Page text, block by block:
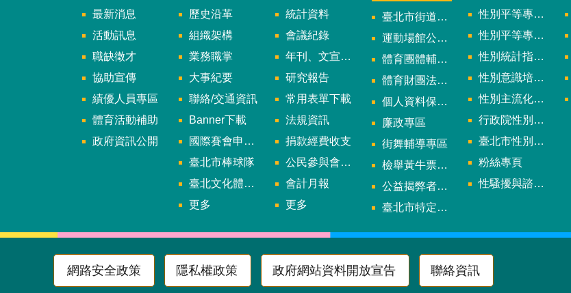
最新消息
活動訊息
職缺徵才
協助宣傳
績優人員專區
體育活動補助
政府資訊公開
歷史沿革
組織架構
業務職掌
大事紀要
聯絡/交通資訊
Banner下載
國際賽會申辦暨籌辦小組
臺北市棒球隊
臺北文化體育園區
更多
統計資料
會議紀錄
年刊、文宣及出版品
研究報告
常用表單下載
法規資訊
捐款經費收支
公民參與會議資訊
會計月報
更多
臺北市街道遊戲申請專區
運動場館公司設立輔導專區
體育團體輔導訪視
體育財團法人/公益信託專區
個人資料保護專區
廉政專區
街舞輔導專區
檢舉黃牛票專區
公益揭弊者保護法專區
臺北市特定族群體適能指導證照參考名單申請認可計畫
性別平等專案小組委員名單
性別平等專案小組會議紀錄
性別統計指標及項目
性別意識培力、統計分析案、影響評估案
性別主流化年度成果報告
行政院性別平等會
臺北市性別平等辦公室
粉絲專頁
性騷擾與諮詢專區
網路安全政策 隱私權政策 政府網站資料開放宣告 聯絡資訊